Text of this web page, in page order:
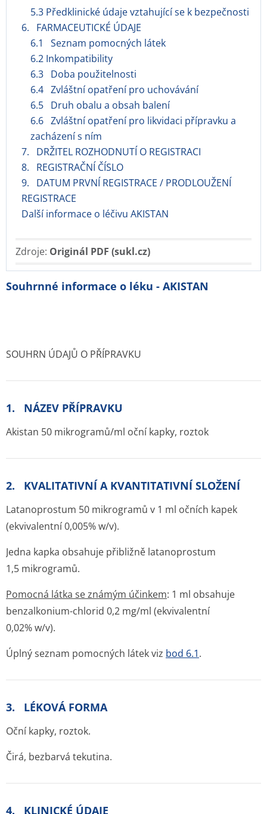
5.3 Předklinické údaje vztahující se k bezpečnosti
6. FARMACEUTICKÉ ÚDAJE
6.1 Seznam pomocných látek
6.2 Inkompatibility
6.3 Doba použitelnosti
6.4 Zvláštní opatření pro uchovávání
6.5 Druh obalu a obsah balení
6.6 Zvláštní opatření pro likvidaci přípravku a
zacházení s ním
7. DRŽITEL ROZHODNUTÍ O REGISTRACI
8. REGISTRAČNÍ ČÍSLO
9. DATUM PRVNÍ REGISTRACE / PRODLOUŽENÍ
REGISTRACE
Další informace o léčivu AKISTAN
Zdroje: Originál PDF (sukl.cz)
Souhrnné informace o léku - AKISTAN
SOUHRN ÚDAJŮ O PŘÍPRAVKU
1. NÁZEV PŘÍPRAVKU
Akistan 50 mikrogramů/ml oční kapky, roztok
2. KVALITATIVNÍ A KVANTITATIVNÍ SLOŽENÍ
Latanoprostum 50 mikrogramů v 1 ml očních kapek
(ekvivalentní 0,005% w/v).
Jedna kapka obsahuje přibližně latanoprostum
1,5 mikrogramů.
Pomocná látka se známým účinkem: 1 ml obsahuje
benzalkonium-chlorid 0,2 mg/ml (ekvivalentní
0,02% w/v).
Úplný seznam pomocných látek viz bod 6.1.
3. LÉKOVÁ FORMA
Oční kapky, roztok.
Čirá, bezbarvá tekutina.
4. KLINICKÉ ÚDAJE